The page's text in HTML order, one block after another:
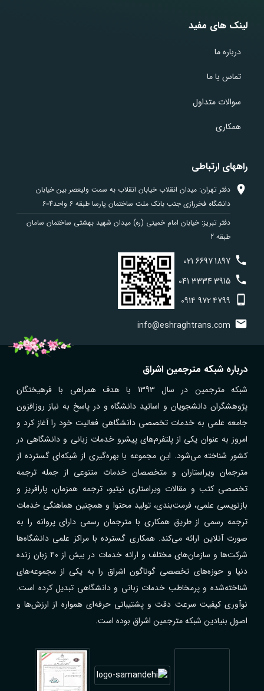
لینک های مفید
درباره ما
تماس با ما
سوالات متداول
همکاری
راههای ارتباطی
دفتر تهران: میدان انقلاب خیابان انقلاب به سمت ولیعصر بین خیابان
دانشگاه فخررازی جنب بانک ملت ساختمان پارسا طبقه 6 واحد604
دفتر تبریز: خیابان امام خمینی (ره) میدان شهید بهشتی ساختمان سامان
طبقه 2
021 66971897
041 33343915
0914 9724799
info@eshraghtrans.com
درباره شبکه مترجمین اشراق
شبکه مترجمین در سال 1393 با هدف همراهی با فرهیختگان
پژوهشگران دانشجویان و اساتید دانشگاه و در پاسخ به نیاز روزافزون
جامعه علمی به خدمات تخصصی دانشگاهی فعالیت خود را آغاز کرد و
امروز به عنوان یکی از پلتفرم‌های پیشرو خدمات زبانی و دانشگاهی در
کشور شناخته می‌شود. این مجموعه با بهره‌گیری از شبکه‌ای گسترده از
مترجمان ویراستاران و متخصصان خدمات متنوعی از جمله ترجمه
تخصصی کتب و مقالات ویراستاری نیتیو، ترجمه همزمان، پارافریز و
بازنویسی علمی، فرمت‌بندی، تولید محتوا و همچنین هماهنگی خدمات
ترجمه رسمی از طریق همکاری با مترجمان رسمی دارای پروانه را به
صورت آنلاین ارائه می‌کند. همکاری گسترده با مراکز علمی دانشگاه‌ها
شرکت‌ها و سازمان‌های مختلف و ارائه خدمات در بیش از ۴۰ زبان زنده
دنیا و حوزه‌های تخصصی گوناگون اشراق را به یکی از مجموعه‌های
شناخته‌شده و پرمخاطب خدمات زبانی و دانشگاهی تبدیل کرده است.
نوآوری کیفیت سرعت دقت و پشتیبانی حرفه‌ای همواره از ارزش‌ها و
اصول بنیادین شبکه مترجمین اشراق بوده است.